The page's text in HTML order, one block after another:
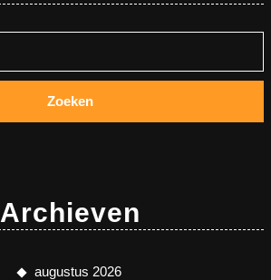
Archieven
augustus 2026